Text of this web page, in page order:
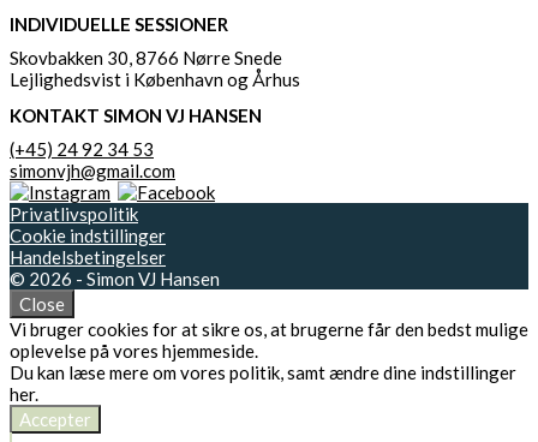
INDIVIDUELLE SESSIONER
Skovbakken 30, 8766 Nørre Snede
Lejlighedsvist i København og Århus
KONTAKT SIMON VJ HANSEN
(+45) 24 92 34 53
simonvjh@gmail.com
Privatlivspolitik
Cookie indstillinger
Handelsbetingelser
© 2026 - Simon VJ Hansen
Close
Vi bruger cookies for at sikre os, at brugerne får den bedst mulige
oplevelse på vores hjemmeside.
Du kan læse mere om vores politik, samt ændre dine indstillinger
her.
Accepter